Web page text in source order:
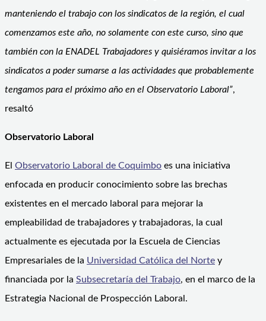
manteniendo el trabajo con los sindicatos de la región, el cual
comenzamos este año, no solamente con este curso, sino que
también con la ENADEL Trabajadores y quisiéramos invitar a los
sindicatos a poder sumarse a las actividades que probablemente
tengamos para el próximo año en el Observatorio Laboral”,
resaltó
Observatorio Laboral
El Observatorio Laboral de Coquimbo es una iniciativa
enfocada en producir conocimiento sobre las brechas
existentes en el mercado laboral para mejorar la
empleabilidad de trabajadores y trabajadoras, la cual
actualmente es ejecutada por la Escuela de Ciencias
Empresariales de la Universidad Católica del Norte y
financiada por la Subsecretaría del Trabajo, en el marco de la
Estrategia Nacional de Prospección Laboral.